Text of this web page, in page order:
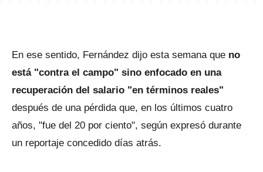
En ese sentido, Fernández dijo esta semana que no
está "contra el campo" sino enfocado en una
recuperación del salario "en términos reales"
después de una pérdida que, en los últimos cuatro
años, "fue del 20 por ciento", según expresó durante
un reportaje concedido días atrás.